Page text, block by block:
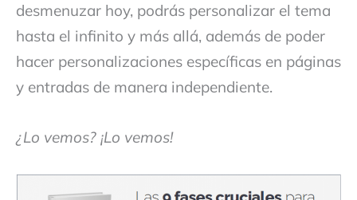
desmenuzar hoy, podrás personalizar el tema
hasta el infinito y más allá, además de poder
hacer personalizaciones específicas en páginas
y entradas de manera independiente.
¿Lo vemos? ¡Lo vemos!